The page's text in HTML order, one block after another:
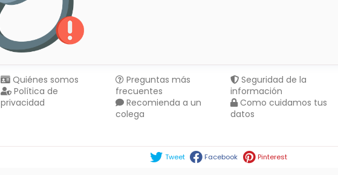
Quiénes somos
Política de
privacidad
Preguntas más
frecuentes
Recomienda a un
colega
Seguridad de la
información
Como cuidamos tus
datos
Tweet Facebook Pinterest